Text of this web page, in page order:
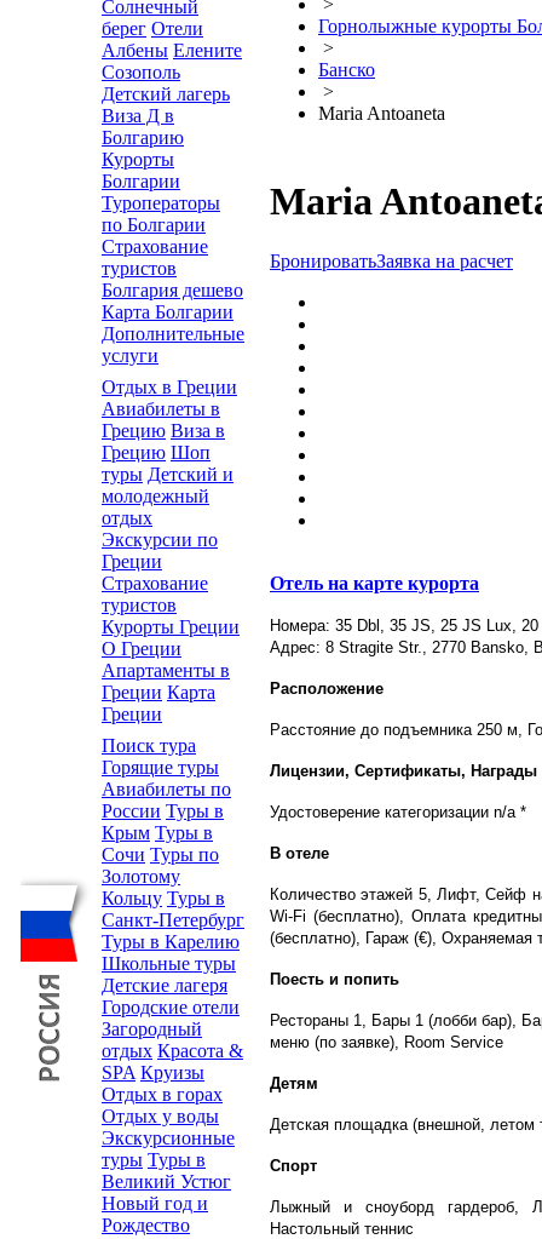
Солнечный
берег Отели
Албены Елените
Созополь
Детский лагерь
Виза Д в
Болгарию
Курорты
Болгарии
Туроператоры
по Болгарии
Страхование
туристов
Болгария дешево
Карта Болгарии
Дополнительные
услуги
Отдых в Греции
Авиабилеты в
Грецию Виза в
Грецию Шоп
туры Детский и
молодежный
отдых
Экскурсии по
Греции
Страхование
туристов
Курорты Греции
О Греции
Апартаменты в
Греции Карта
Греции
Поиск тура
Горящие туры
Авиабилеты по
России Туры в
Крым Туры в
Сочи Туры по
Золотому
Кольцу Туры в
Санкт-Петербург
Туры в Карелию
Школьные туры
Детские лагеря
Городские отели
Загородный
отдых Красота &
SPA Круизы
Отдых в горах
Отдых у воды
Экскурсионные
туры Туры в
Великий Устюг
Новый год и
Рождество
>
Горнолыжные курорты
>
Банско
>
Maria Antoaneta
Maria
БронироватьЗаявка на расчет
Отель на карте курорта
Номера: 35 Dbl, 35 JS, 25 JS Lux,
Адрес: 8 Stragite Str., 2770 Bansko,
Расположение
Расстояние до подъемника 250 м,
Лицензии, Сертификаты, Награды
Удостоверение категоризации n/a *
В отеле
Количество этажей 5, Лифт, Сейф
Wi-Fi (бесплатно), Оплата
(бесплатно), Гараж (€), Охраняемая
Поесть и попить
Рестораны 1, Бары 1 (лобби бар),
меню (по заявке), Room Service
Детям
Детская площадка (внешной, летом
Спорт
Лыжный и сноуборд гардероб,
Настольный теннис